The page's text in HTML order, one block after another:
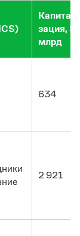
зация, $
млрд
634
2 921